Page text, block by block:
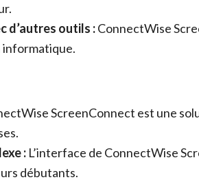
d’autres outils :ConnectWise
informatique.
ScreenConnect est une
: L’interface de ConnectWise
débutants.